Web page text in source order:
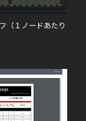
（１ノードあたり